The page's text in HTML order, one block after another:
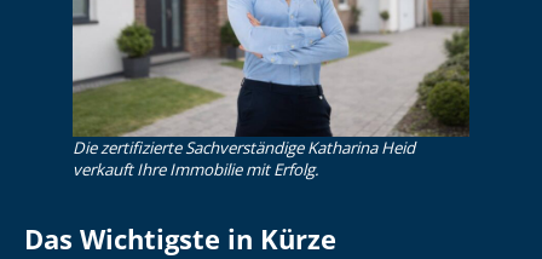
Die zertifizierte Sachverständige Katharina Heid
verkauft Ihre Immobilie mit Erfolg.
Das Wichtigste in Kürze